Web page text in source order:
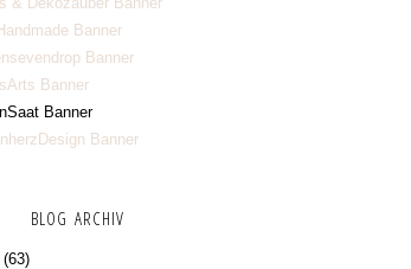
BLOG ARCHIV
(63)